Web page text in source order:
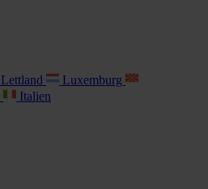
Lettland
Luxemburg
Italien